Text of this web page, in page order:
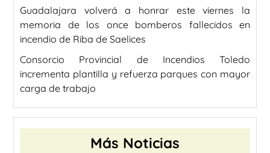
Guadalajara volverá a honrar este viernes la
memoria de los once bomberos fallecidos en
incendio de Riba de Saelices
Consorcio Provincial de Incendios Toledo
incrementa plantilla y refuerza parques con mayor
carga de trabajo
Más Noticias